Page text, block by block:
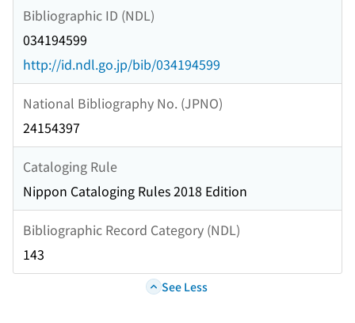
Bibliographic ID (NDL)
034194599
http://id.ndl.go.jp/bib/034194599
National Bibliography No. (JPNO)
24154397
Cataloging Rule
Nippon Cataloging Rules 2018 Edition
Bibliographic Record Category (NDL)
143
See Less